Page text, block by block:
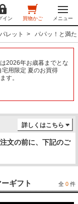
イン 買物かご メニュー
レット パパッ！と満
2026年お歳暮までとな
用限定 夏のお買得
す。
文の前に、下記のご
詳しくはこちら
ギフト 全 0 件